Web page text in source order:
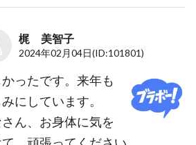
梶 美智子
2024年02月04日(ID:101801)
ったです。来年も
にしています。
ん、お身体に気を